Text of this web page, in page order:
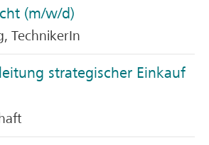
(m/w/d)
TechnikerIn
strategischer Einkauf